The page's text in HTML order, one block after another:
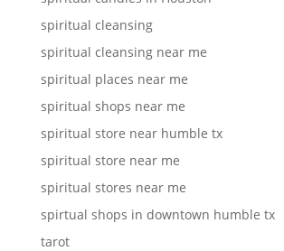
spiritual cleansing
spiritual cleansing near me
spiritual places near me
spiritual shops near me
spiritual store near humble tx
spiritual store near me
spiritual stores near me
spirtual shops in downtown humble tx
tarot